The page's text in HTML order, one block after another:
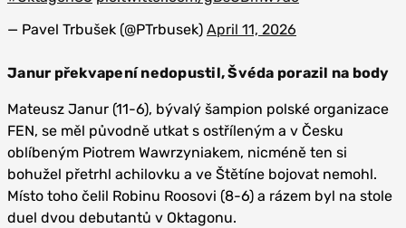
— Pavel Trbušek (@PTrbusek) April 11, 2026
Janur překvapení nedopustil, Švéda porazil na body
Mateusz Janur (11-6), bývalý šampion polské organizace
FEN, se měl původně utkat s ostříleným a v Česku
oblíbeným Piotrem Wawrzyniakem, nicméně ten si
bohužel přetrhl achilovku a ve Štětíne bojovat nemohl.
Místo toho čelil Robinu Roosovi (8-6) a rázem byl na stole
duel dvou debutantů v Oktagonu.